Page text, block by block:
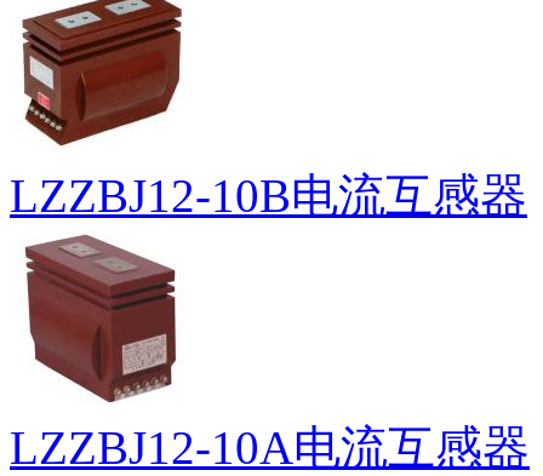
LZZBJ12-10B电流互感器
LZZBJ12-10A电流互感器